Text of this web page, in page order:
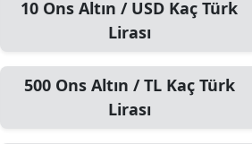
10 Ons Altın / USD Kaç Türk
Lirası
500 Ons Altın / TLKaç Türk
Lirası